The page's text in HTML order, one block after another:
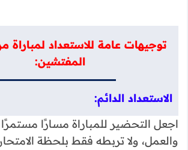
توجيهات عامة للاستعداد لمباراة
المفتشين:
الاستعداد الدائم:
اجعل التحضير للمباراة مسارًا
والعمل، ولا تربطه فقط بلحظة